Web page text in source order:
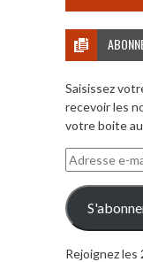
Saisissez
recevoir les
votre boite
Adresse
e-
mail
Rejoignez